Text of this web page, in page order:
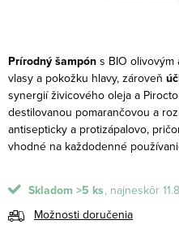
Prírodný šampón s BIO olivovým
vlasy a pokožku hlavy, zároveň
synergií živicového oleja a
destilovanou pomarančovou a
antisepticky a protizápalovo,
vhodné na každodenné
Skladom >5 ks
Možnosti doručenia